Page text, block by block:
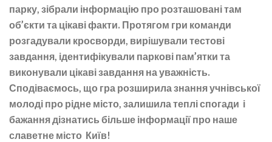
парку, зібрали інформацію про розташовані там
об’єкти та цікаві факти. Протягом гри команди
розгадували кросворди, вирішували тестові
завдання, ідентифікували паркові пам’ятки та
виконували цікаві завдання на уважність.
Сподіваємось, що гра розширила знання учнівської
молоді про рідне місто, залишила теплі спогади і
бажання дізнатись більше інформації про наше
славетне місто Київ!